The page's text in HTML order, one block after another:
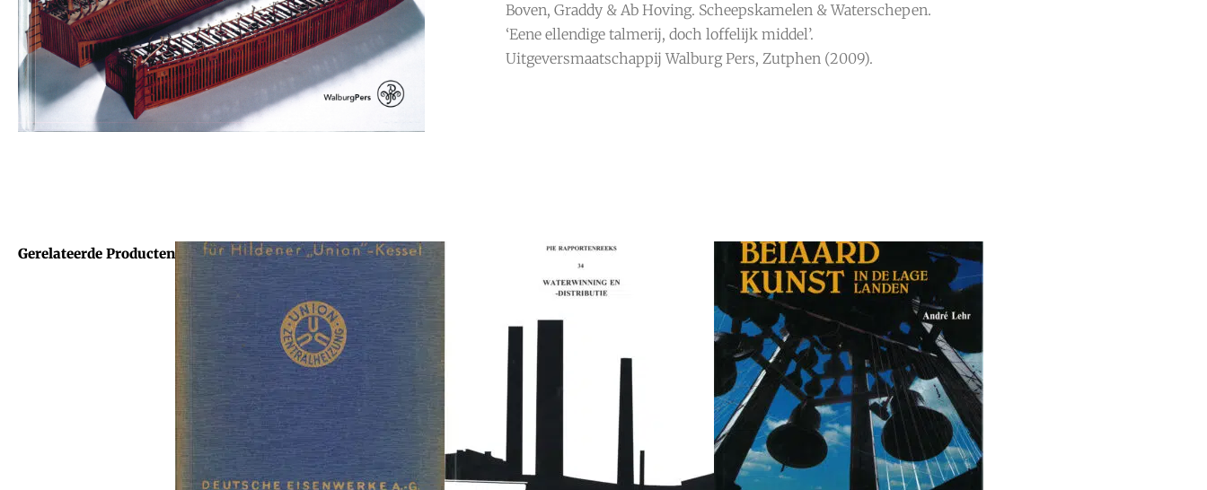
Boven, Graddy & Ab Hoving. Scheepskamelen & Waterschepen.
‘Eene ellendige talmerij, doch loffelijk middel’.
Uitgeversmaatschappij Walburg Pers, Zutphen (2009).
Gerelateerde Producten